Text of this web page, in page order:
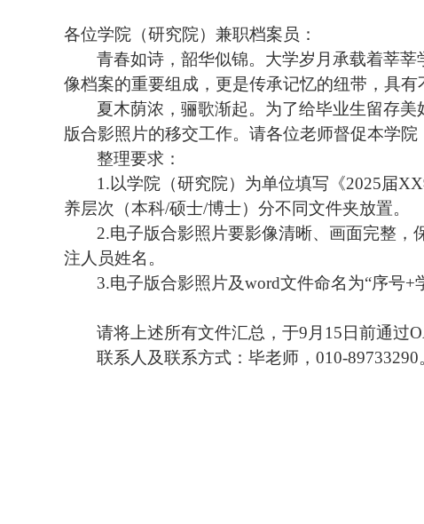
各位学院（研究院）兼职档案员：
青春如诗，韶华似锦。 大学岁月承载着莘莘
像档案的重要组成，更是传承记忆的纽带，具有
夏木荫浓，骊歌渐起。 为了给毕业生留存美
版合影照片的移交工作。请各位老师督促本学院
整理要求：
1.以学院 （研究院） 为单位填写《2025届
养层次（本科/硕士/博士）分不同文件夹放置。
2.电子版合影照片要影像清晰、画面完整
注人员姓名。
3.电子版合影照片及word文件命名为“序号+
请将上述所有文件汇总，于9 月 15 日前通过
联系人 及联系方式 ：毕老师， 010-89733290